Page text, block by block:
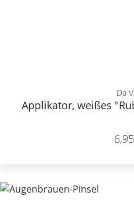
Da
Applikator, weißes